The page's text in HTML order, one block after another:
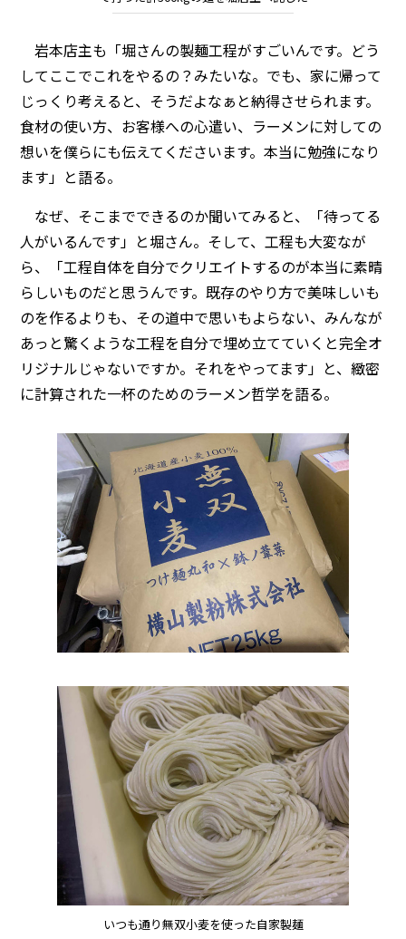
岩本店主も「堀さんの製麺工程がすごいんです。どう
してここでこれをやるの？みたいな。でも、家に帰って
じっくり考えると、そうだよなぁと納得させられます。
食材の使い方、お客様への心遣い、ラーメンに対しての
想いを僕らにも伝えてくださいます。本当に勉強になり
ます」と語る。
なぜ、そこまでできるのか聞いてみると、「待ってる
人がいるんです」と堀さん。そして、工程も大変なが
ら、「工程自体を自分でクリエイトするのが本当に素晴
らしいものだと思うんです。既存のやり方で美味しいも
のを作るよりも、その道中で思いもよらない、みんなが
あっと驚くような工程を自分で埋め立てていくと完全オ
リジナルじゃないですか。それをやってます」と、緻密
に計算された一杯のためのラーメン哲学を語る。
いつも通り無双小麦を使った自家製麺